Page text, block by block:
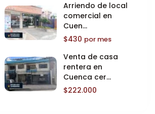
Arriendo de local
comercial en
Cuen...
$430 por mes
Venta de casa
rentera en
Cuenca cer...
$222.000